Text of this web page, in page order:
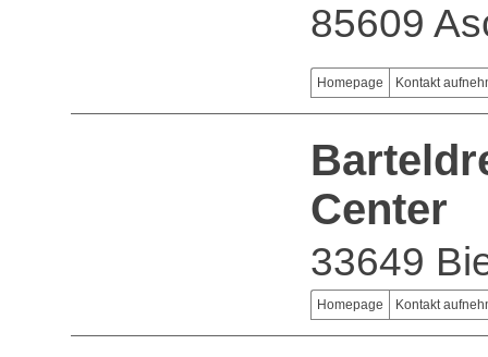
85609
Homepage Kontakt
Center
33649
Homepage Kontakt